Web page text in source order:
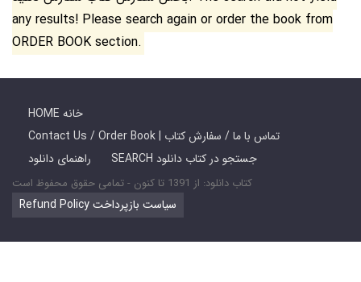
any results! Please search again or order the book from
ORDER BOOK section.
HOME خانه
Contact Us / Order Book | تماس با ما / سفارش کتاب
راهنمای دانلود
SEARCH جستجو در کتاب دانلود
کتاب دانلود: از 1391 تا کنون - تمامی حقوق محفوظ است
Refund Policy سیاست بازپرداخت